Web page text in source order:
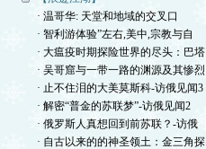
· 温哥华: 天堂和地域的交叉口
· 智利游体验”左右,美中,宗教与自
· 大瘟疫时期探险世界的尽头：巴塔
· 吴哥窟与一带一路的渊源及其惨烈
· 止不住泪的大美莫斯科-访俄见闻3
· 解密“普金的苏联梦”-访俄见闻2
· 俄罗斯人真想回到前苏联？-访俄
· 自古以来的的神圣领土：金三角探